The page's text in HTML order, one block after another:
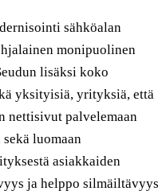
sähköalan
monipuolinen
lisäksi koko
yksityisiä, yrityksiä, että
nettisivut palvelemaan
luomaan
asiakkaiden
ja helppo silmäiltävyys